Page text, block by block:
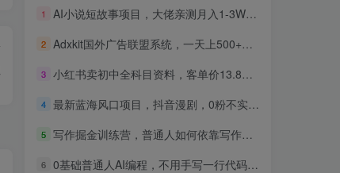
1 AI小说短故事项目，大佬亲测月入1-3W，零基础教你用AI批量产出优质短故事，实现一稿多吃多渠道变现
2 Adxkit国外广告联盟系统，一天上500+广告，让你的投放更加高效简单！
3 小红书卖初中全科目资料，客单价13.8，279天卖了20w
4 最新蓝海风口项目，抖音漫剧，0粉不实名每天一小时，月入1W+【揭秘】
5 写作掘金训练营，普通人如何依靠写作过上理想生活，可开启你的写作复利之路（更新6月）
6 0基础普通人AI编程，不用手写一行代码，AI开发到上架全流程，普通人也能做出自己的软件